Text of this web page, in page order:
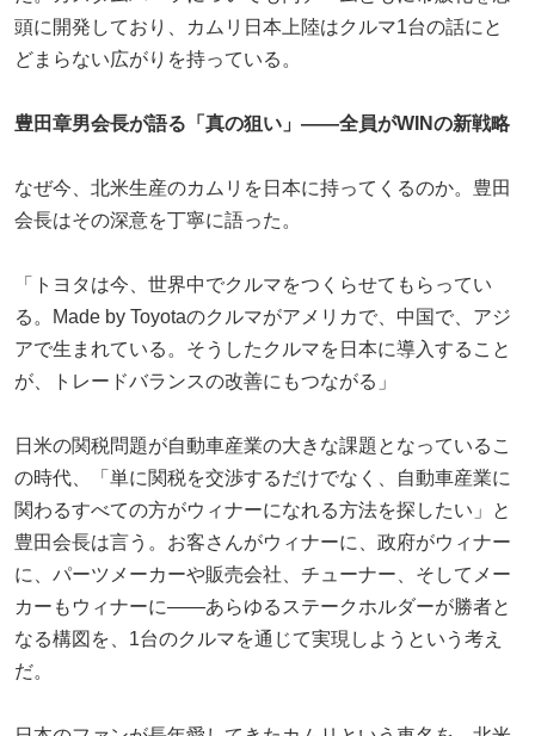
頭に開発しており、カムリ日本上陸はクルマ1台の話にと
どまらない広がりを持っている。
豊田章男会長が語る「真の狙い」——全員がWINの新戦略
なぜ今、北米生産のカムリを日本に持ってくるのか。豊田
会長はその深意を丁寧に語った。
「トヨタは今、世界中でクルマをつくらせてもらってい
る。Made by Toyotaのクルマがアメリカで、中国で、アジ
アで生まれている。そうしたクルマを日本に導入すること
が、トレードバランスの改善にもつながる」
日米の関税問題が自動車産業の大きな課題となっているこ
の時代、「単に関税を交渉するだけでなく、自動車産業に
関わるすべての方がウィナーになれる方法を探したい」と
豊田会長は言う。お客さんがウィナーに、政府がウィナー
に、パーツメーカーや販売会社、チューナー、そしてメー
カーもウィナーに——あらゆるステークホルダーが勝者と
なる構図を、1台のクルマを通じて実現しようという考え
だ。